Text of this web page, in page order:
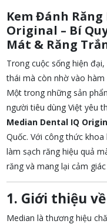
Kem Đánh
Original – Bí
Mát & Răng
Trong cuộc sống hiện
thái mà còn nhờ vào
Một trong những sản
người tiêu dùng Việt yêu
Median Dental IQ
Quốc. Với công thức
làm sạch răng hiệu quả
răng và mang lại cảm
1. Giới thiệu
Median là thương hiệu